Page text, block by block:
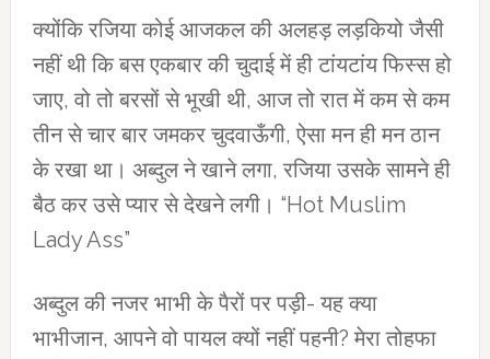
क्योंकि रजिया कोई आजकल की अलहड़ लड़कियो जैसी
नहीं थी कि बस एकबार की चुदाई में ही टांयटांय फिस्स हो
जाए, वो तो बरसों से भूखी थी, आज तो रात में कम से कम
तीन से चार बार जमकर चुदवाऊँगी, ऐसा मन ही मन ठान
के रखा था। अब्दुल ने खाने लगा, रजिया उसके सामने ही
बैठ कर उसे प्यार से देखने लगी। “Hot Muslim
Lady Ass”
अब्दुल की नजर भाभी के पैरों पर पड़ी- यह क्या
भाभीजान, आपने वो पायल क्यों नहीं पहनी? मेरा तोहफा